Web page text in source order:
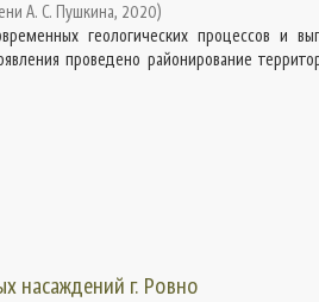
А. С. Пушкина, 2020)
геологических процессов и
проведено районирование
насаждений г. Ровно